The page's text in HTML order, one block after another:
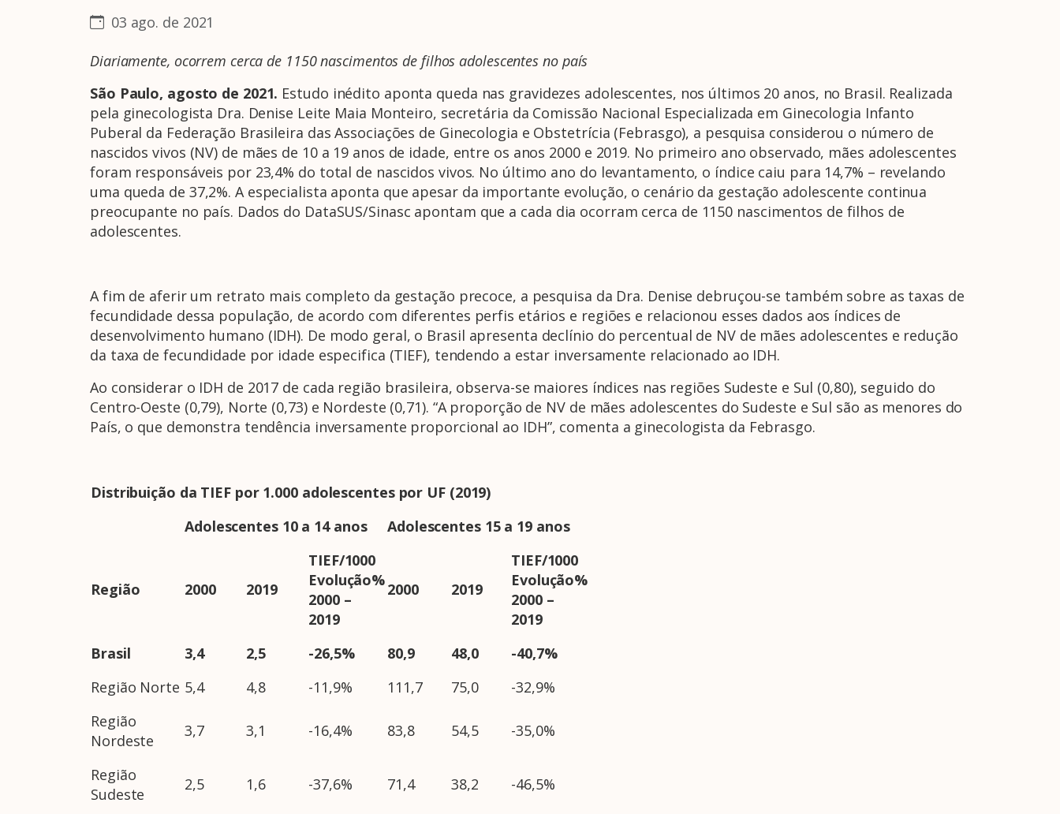
03 ago. de 2021
Diariamente, ocorrem cerca de 1150 nascimentos de filhos adolescentes no país
São Paulo, agosto de 2021. Estudo inédito aponta queda nas gravidezes adolescentes, nos últimos 20 anos, no Brasil. Realizada
pela ginecologista Dra. Denise Leite Maia Monteiro, secretária da Comissão Nacional Especializada em Ginecologia Infanto
Puberal da Federação Brasileira das Associações de Ginecologia e Obstetrícia (Febrasgo), a pesquisa considerou o número de
nascidos vivos (NV) de mães de 10 a 19 anos de idade, entre os anos 2000 e 2019. No primeiro ano observado, mães adolescentes
foram responsáveis por 23,4% do total de nascidos vivos. No último ano do levantamento, o índice caiu para 14,7% – revelando
uma queda de 37,2%. A especialista aponta que apesar da importante evolução, o cenário da gestação adolescente continua
preocupante no país. Dados do DataSUS/Sinasc apontam que a cada dia ocorram cerca de 1150 nascimentos de filhos de
adolescentes.
A fim de aferir um retrato mais completo da gestação precoce, a pesquisa da Dra. Denise debruçou-se também sobre as taxas de
fecundidade dessa população, de acordo com diferentes perfis etários e regiões e relacionou esses dados aos índices de
desenvolvimento humano (IDH). De modo geral, o Brasil apresenta declínio do percentual de NV de mães adolescentes e redução
da taxa de fecundidade por idade especifica (TIEF), tendendo a estar inversamente relacionado ao IDH.
Ao considerar o IDH de 2017 de cada região brasileira, observa-se maiores índices nas regiões Sudeste e Sul (0,80), seguido do
Centro-Oeste (0,79), Norte (0,73) e Nordeste (0,71). “A proporção de NV de mães adolescentes do Sudeste e Sul são as menores do
País, o que demonstra tendência inversamente proporcional ao IDH”, comenta a ginecologista da Febrasgo.
Distribuição da TIEF por 1.000 adolescentes por UF (2019)
Adolescentes 10 a 14 anos
Adolescentes 15 a 19 anos
Região 2000 2019
TIEF/1000
Evolução%
2000 –
2019
2000 2019
TIEF/1000
Evolução%
2000 –
2019
Brasil
3,4 2,5 -26,5% 80,9 48,0
-40,7%
Região Norte 5,4 4,8 -11,9% 111,7 75,0
-32,9%
Região
Nordeste
3,7 3,1 -16,4% 83,8 54,5 -35,0%
Região
Sudeste
2,5 1,6 -37,6% 71,4 38,2 -46,5%